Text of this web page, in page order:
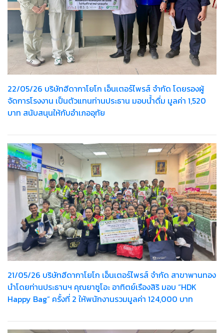
22/05/26 บริษัทฮีดากาโยโก เอ็นเตอร์ไพรส์ จำกัด โดยรองผู้
จัดการโรงงาน เป็นตัวแทนท่านประธาน มอบน้ำดื่ม มูลค่า 1,520
บาท สนับสนุนให้กับอำเภออุทัย
21/05/26 บริษัทฮีดากาโยโก เอ็นเตอร์ไพรส์ จำกัด สาขาพานทอง
นำโดยท่านประธานฯ คุณยาซูโอะ อาทิตย์เรืองสิริ มอบ “HDK
Happy Bag” ครั้งที่ 2 ให้พนักงานรวมมูลค่า 124,000 บาท